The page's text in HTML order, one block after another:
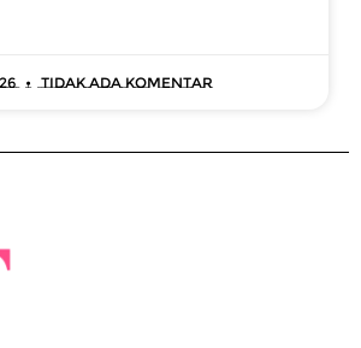
Tidak ada komentar